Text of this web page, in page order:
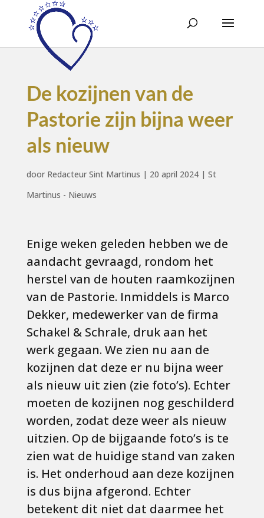
De kozijnen van de
Pastorie zijn bijna weer
als nieuw
door Redacteur Sint Martinus | 20 april 2024| St
Martinus - Nieuws
Enige weken geleden hebben we de
aandacht gevraagd, rondom het
herstel van de houten raamkozijnen
van de Pastorie. Inmiddels is Marco
Dekker, medewerker van de firma
Schakel & Schrale, druk aan het
werk gegaan. We zien nu aan de
kozijnen dat deze er nu bijna weer
als nieuw uit zien (zie foto’s). Echter
moeten de kozijnen nog geschilderd
worden, zodat deze weer als nieuw
uitzien. Op de bijgaande foto’s is te
zien wat de huidige stand van zaken
is. Het onderhoud aan deze kozijnen
is dus bijna afgerond. Echter
betekent dit niet dat daarmee het